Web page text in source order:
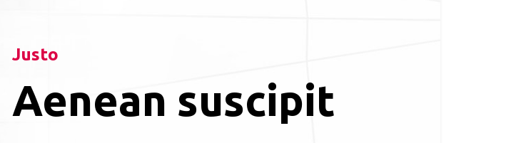
Justo
Aenean suscipit